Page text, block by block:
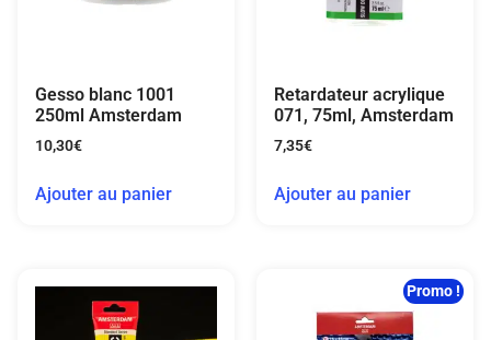
Gesso blanc 1001
250ml Amsterdam
10,30€
Ajouter au panier
Retardateur acrylique
071, 75ml, Amsterdam
7,35€
Ajouter au panier
Promo !